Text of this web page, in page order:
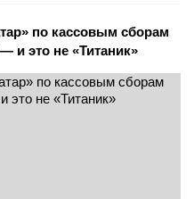
по кассовым сборам
это не «Титаник»